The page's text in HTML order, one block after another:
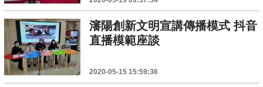
瀋陽創新文明宣講傳播模式 抖音
直播模範座談
2020-05-15 15:59:36